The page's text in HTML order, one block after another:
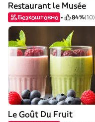
Restaurant le Musée
Безкоштовно 84%(10)
Le Goût Du Fruit